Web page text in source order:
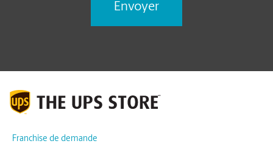
Franchise de demande